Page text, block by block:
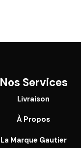
Nos Services
Livraison
À Propos
La Marque Gautier